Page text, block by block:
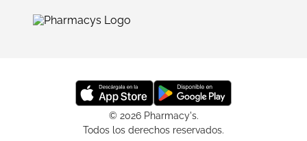
© 2026 Pharmacy's.
Todos los derechos reservados.